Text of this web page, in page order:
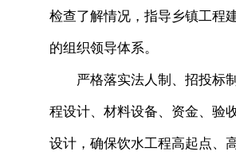
检查了解情况，指导乡镇工程
的组织领导体系。
严格落实法人制、招投标制
程设计、材料设备、资金、验
设计，确保饮水工程高起点、